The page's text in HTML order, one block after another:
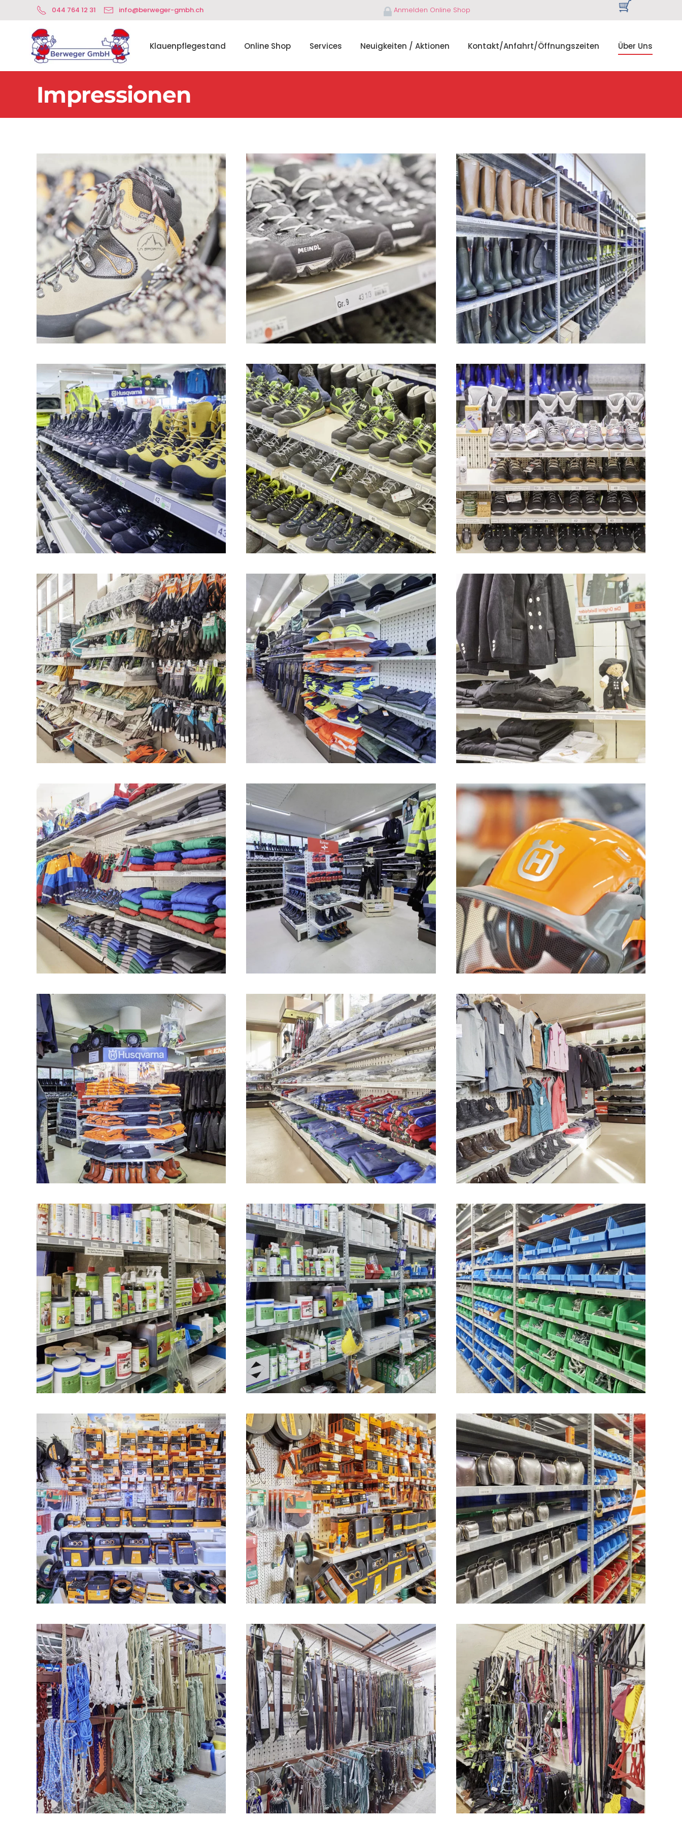
Skip to main content
044 764 12 31 info@berweger-gmbh.ch Anmelden Online Shop
Klauenpflegestand Online Shop Services Neuigkeiten / Aktionen Kontakt/Anfahrt/Öffnungszeiten Über Uns
Impressionen